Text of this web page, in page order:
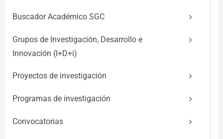
Buscador Académico SGC
Grupos de Investigación, Desarrollo e
Innovación (I+D+i)
Proyectos de investigación
Programas de investigación
Convocatorias